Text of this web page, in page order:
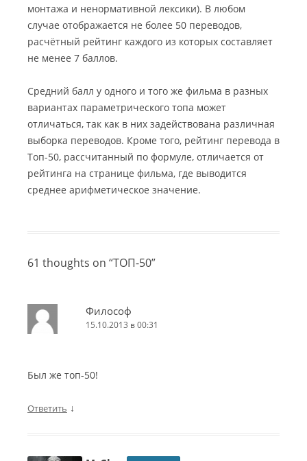
монтажа и ненормативной лексики). В любом
случае отображается не более 50 переводов,
расчётный рейтинг каждого из которых составляет
не менее 7 баллов.
Средний балл у одного и того же фильма в разных
вариантах параметрического топа может
отличаться, так как в них задействована различная
выборка переводов. Кроме того, рейтинг перевода в
Топ-50, рассчитанный по формуле, отличается от
рейтинга на странице фильма, где выводится
среднее арифметическое значение.
61 thoughts on “ТОП-50”
Философ
15.10.2013 в 00:31
Был же топ-50!
Ответить ↓